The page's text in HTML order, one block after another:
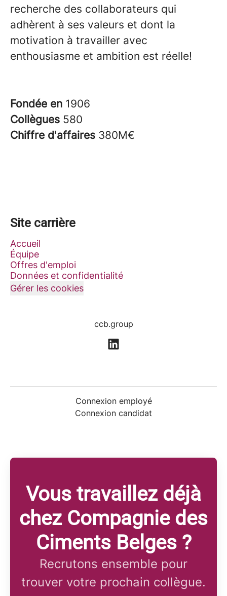
recherche des collaborateurs qui
adhèrent à ses valeurs et dont la
motivation à travailler avec
enthousiasme et ambition est réelle!
Fondée en 1906
Collègues 580
Chiffre d'affaires 380M€
Site carrière
Accueil
Équipe
Offres d'emploi
Données et confidentialité
Gérer les cookies
ccb.group
Connexion employé
Connexion candidat
Vous travaillez déjà
chez Compagnie des
Ciments Belges ?
Recrutons ensemble pour
trouver votre prochain collègue.